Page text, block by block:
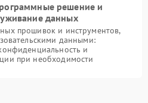
решение и
данных
прошивок и инструментов,
данными:
и
при необходимости